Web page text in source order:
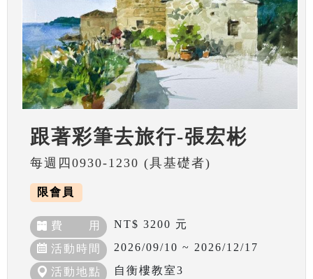
跟著彩筆去旅行-張宏彬
每週四0930-1230 (具基礎者)
限會員
費 用 NT$ 3200 元
活動時間 2026/09/10 ~ 2026/12/17
活動地點 自衡樓教室3